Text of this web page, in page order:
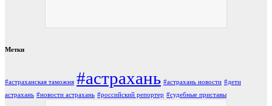
Метки
#астраханская таможня #астрахань #астрахань новости #дети
астрахань #новости астрахань #российский репортер #судебные приставы